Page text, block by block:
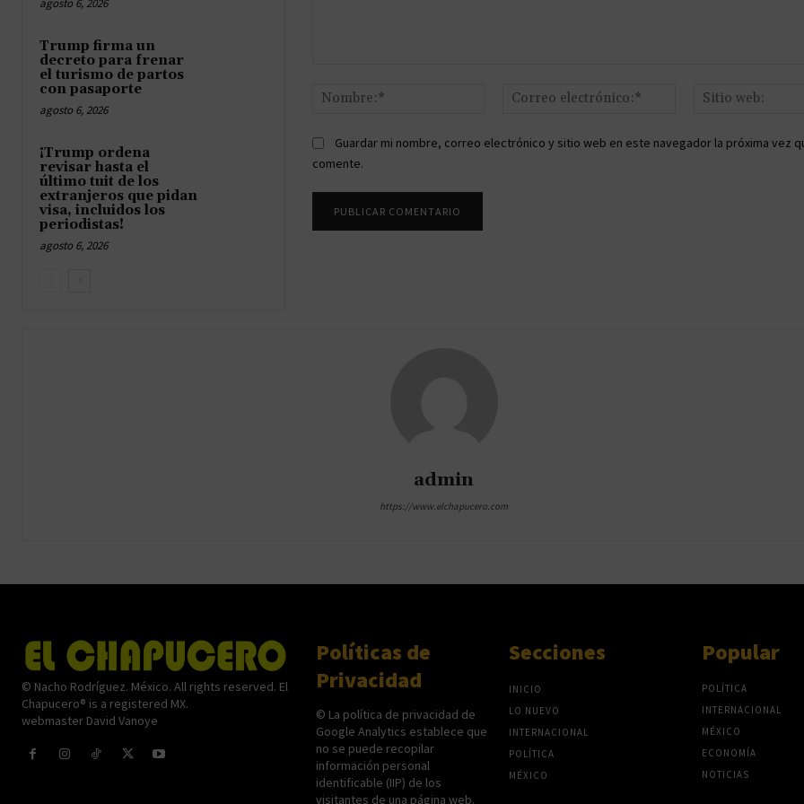
Trump firma un
decreto para frenar
el turismo de partos
con pasaporte
agosto 6, 2026
¡Trump ordena
revisar hasta el
último tuit de los
extranjeros que pidan
visa, incluidos los
periodistas!
agosto 6, 2026
Nombre:*
Correo
Guardar mi nombre, correo electrónico y sitio web en este navegador la próxima vez
comente.
admin
https://www.elchapucero.com
© Nacho Rodríguez. México. All rights reserved. El
Chapucero® is a registered MX.
webmaster David Vanoye
Políticas de
Privacidad
© La política de privacidad de
Google Analytics establece que
no se puede recopilar
información personal
identificable (IIP) de los
visitantes de una página web.
Secciones
INICIO
LO NUEVO
INTERNACIONAL
POLÍTICA
MÉXICO
Popular
POLÍTICA
INTERNACIONAL
MÉXICO
ECONOMÍA
NOTICIAS